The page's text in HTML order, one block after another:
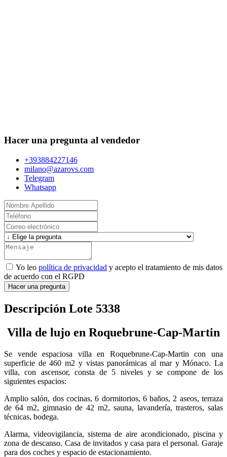
Hacer una pregunta al vendedor
+393884227146
milano@azarovs.com
Telegram
Whatsapp
Yo leo política de privacidad y acepto el tratamiento de mis datos
de acuerdo con el RGPD
Hacer una pregunta
Descripción Lote 5338
Villa de lujo en Roquebrune-Cap-Martin
Se vende espaciosa villa en Roquebrune-Cap-Martin con una
superficie de 460 m2 y vistas panorámicas al mar y Mónaco. La
villa, con ascensor, consta de 5 niveles y se compone de los
siguientes espacios:
Amplio salón, dos cocinas, 6 dormitorios, 6 baños, 2 aseos, terraza
de 64 m2, gimnasio de 42 m2, sauna, lavandería, trasteros, salas
técnicas, bodega.
Alarma, videovigilancia, sistema de aire acondicionado, piscina y
zona de descanso. Casa de invitados y casa para el personal. Garaje
para dos coches y espacio de estacionamiento.